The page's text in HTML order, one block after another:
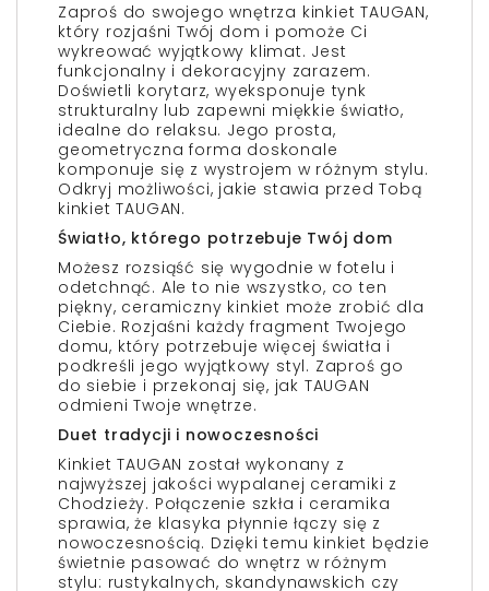
Zaproś do swojego wnętrza kinkiet TAUGAN,
który rozjaśni Twój dom i pomoże Ci
wykreować wyjątkowy klimat. Jest
funkcjonalny i dekoracyjny zarazem.
Doświetli korytarz, wyeksponuje tynk
strukturalny lub zapewni miękkie światło,
idealne do relaksu. Jego prosta,
geometryczna forma doskonale
komponuje się z wystrojem w różnym stylu.
Odkryj możliwości, jakie stawia przed Tobą
kinkiet TAUGAN.
Światło, którego potrzebuje Twój dom
Możesz rozsiąść się wygodnie w fotelu i
odetchnąć. Ale to nie wszystko, co ten
piękny, ceramiczny kinkiet może zrobić dla
Ciebie. Rozjaśni każdy fragment Twojego
domu, który potrzebuje więcej światła i
podkreśli jego wyjątkowy styl. Zaproś go
do siebie i przekonaj się, jak TAUGAN
odmieni Twoje wnętrze.
Duet tradycji i nowoczesności
Kinkiet TAUGAN został wykonany z
najwyższej jakości wypalanej ceramiki z
Chodzieży. Połączenie szkła i ceramika
sprawia, że klasyka płynnie łączy się z
nowoczesnością. Dzięki temu kinkiet będzie
świetnie pasować do wnętrz w różnym
stylu: rustykalnych, skandynawskich czy